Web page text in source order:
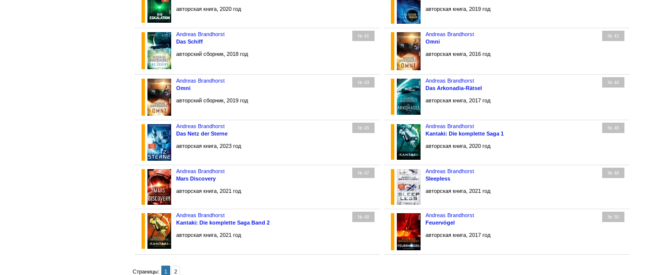
авторская книга, 2020 год авторская книга, 2019 год
№ 41
Andreas Brandhorst
Das Schiff
авторский сборник, 2018 год
№ 42
Andreas Brandhorst
Omni
авторская книга, 2016 год
№ 43
Andreas Brandhorst
Omni
авторский сборник, 2019 год
№ 44
Andreas Brandhorst
Das Arkonadia-Rätsel
авторская книга, 2017 год
№ 45
Andreas Brandhorst
Das Netz der Sterne
авторская книга, 2023 год
№ 46
Andreas Brandhorst
Kantaki: Die komplette Saga 1
авторская книга, 2020 год
№ 47
Andreas Brandhorst
Mars Discovery
авторская книга, 2021 год
№ 48
Andreas Brandhorst
Sleepless
авторская книга, 2021 год
№ 49
Andreas Brandhorst
Kantaki: Die komplette Saga Band 2
авторская книга, 2021 год
№ 50
Andreas Brandhorst
Feuervögel
авторская книга, 2017 год
Страницы: 1 2